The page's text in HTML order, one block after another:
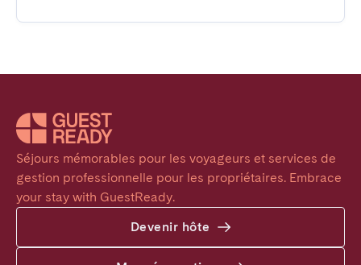
Séjours mémorables pour les voyageurs et services de
gestion professionnelle pour les propriétaires. Embrace
your stay with GuestReady.
Devenir hôte